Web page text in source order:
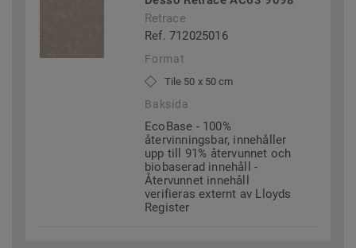
Retrace
Ref. 712025016
Format
Tile 50 x 50 cm
Baksida
EcoBase - 100%
återvinningsbar, innehåller
upp till 91% återvunnet och
biobaserad innehåll -
Återvunnet innehåll
verifieras externt av Lloyds
Register